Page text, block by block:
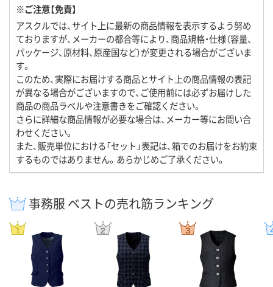
※ご注意【免責】
アスクルでは、サイト上に最新の商品情報を表示するよう努め
ておりますが、メーカーの都合等により、商品規格・仕様（容量、
パッケージ、原材料、原産国など）が変更される場合がございま
す。
このため、実際にお届けする商品とサイト上の商品情報の表記
が異なる場合がございますので、ご使用前には必ずお届けした
商品の商品ラベルや注意書きをご確認ください。
さらに詳細な商品情報が必要な場合は、メーカー等にお問い合
わせください。
また、販売単位における「セット」表記は、箱でのお届けをお約束
するものではありません。あらかじめご了承ください。
事務服 ベストの売れ筋ランキング